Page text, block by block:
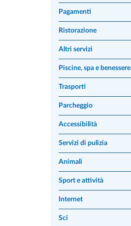
Pagamenti
Ristorazione
Altri servizi
Piscine, spa e benessere
Trasporti
Parcheggio
Accessibilità
Servizi di pulizia
Animali
Sport e attività
Internet
Sci